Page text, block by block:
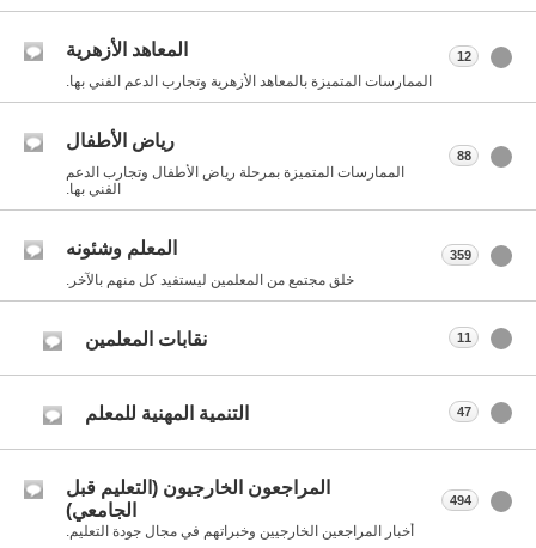
المعاهد الأزهرية
الممارسات المتميزة بالمعاهد الأزهرية وتجارب الدعم الفني بها.
12
رياض الأطفال
الممارسات المتميزة بمرحلة رياض الأطفال وتجارب الدعم
الفني بها.
88
المعلم وشئونه
خلق مجتمع من المعلمين ليستفيد كل منهم بالآخر.
359
نقابات المعلمين 11
التنمية المهنية للمعلم 47
المراجعون الخارجيون (التعليم قبل
الجامعي)
أخبار المراجعين الخارجيين وخبراتهم في مجال جودة التعليم.
494